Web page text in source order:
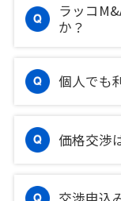
ラッコ
か？
個人でも
価格交渉